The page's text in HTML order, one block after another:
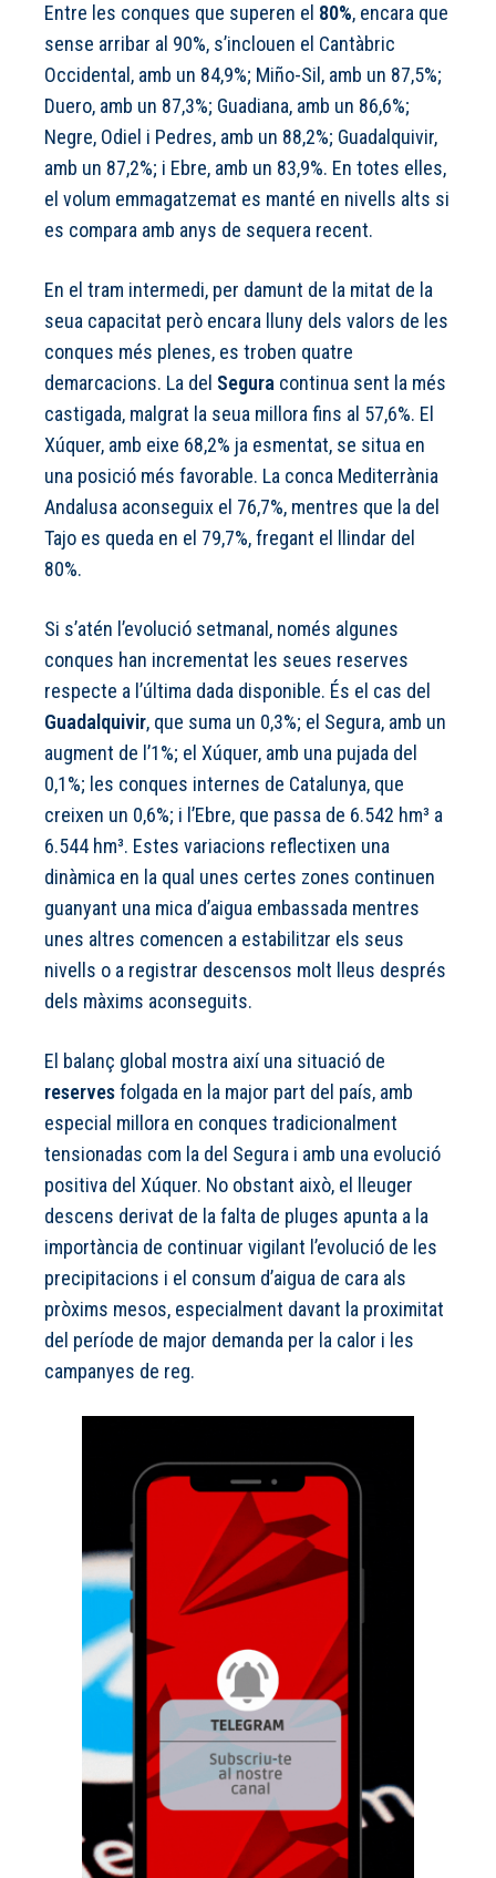
Entre les conques que superen el 80%, encara que
sense arribar al 90%, s’inclouen el Cantàbric
Occidental, amb un 84,9%; Miño-Sil, amb un 87,5%;
Duero, amb un 87,3%; Guadiana, amb un 86,6%;
Negre, Odiel i Pedres, amb un 88,2%; Guadalquivir,
amb un 87,2%; i Ebre, amb un 83,9%. En totes elles,
el volum emmagatzemat es manté en nivells alts si
es compara amb anys de sequera recent.
En el tram intermedi, per damunt de la mitat de la
seua capacitat però encara lluny dels valors de les
conques més plenes, es troben quatre
demarcacions. La del Segura continua sent la més
castigada, malgrat la seua millora fins al 57,6%. El
Xúquer, amb eixe 68,2% ja esmentat, se situa en
una posició més favorable. La conca Mediterrània
Andalusa aconseguix el 76,7%, mentres que la del
Tajo es queda en el 79,7%, fregant el llindar del
80%.
Si s’atén l’evolució setmanal, només algunes
conques han incrementat les seues reserves
respecte a l’última dada disponible. És el cas del
Guadalquivir, que suma un 0,3%; el Segura, amb un
augment de l’1%; el Xúquer, amb una pujada del
0,1%; les conques internes de Catalunya, que
creixen un 0,6%; i l’Ebre, que passa de 6.542 hm³ a
6.544 hm³. Estes variacions reflectixen una
dinàmica en la qual unes certes zones continuen
guanyant una mica d’aigua embassada mentres
unes altres comencen a estabilitzar els seus
nivells o a registrar descensos molt lleus després
dels màxims aconseguits.
El balanç global mostra així una situació de
reservesfolgada en la major part del país, amb
especial millora en conques tradicionalment
tensionadas com la del Segura i amb una evolució
positiva del Xúquer. No obstant això, el lleuger
descens derivat de la falta de pluges apunta a la
importància de continuar vigilant l’evolució de les
precipitacions i el consum d’aigua de cara als
pròxims mesos, especialment davant la proximitat
del període de major demanda per la calor i les
campanyes de reg.